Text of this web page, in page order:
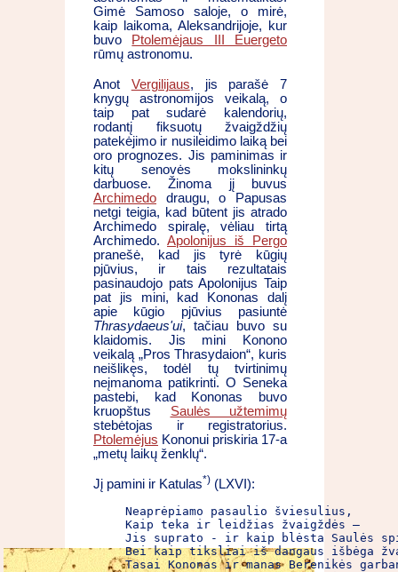
Gimė Samoso saloje, o mirė,
kaip laikoma, Aleksandrijoje, kur
buvo
Ptolemėjaus III Euergeto
rūmų astronomu.
Anot Vergilijaus, jis parašė 7
knygų astronomijos veikalą, o
taip pat sudarė kalendorių,
rodantį fiksuotų žvaigždžių
patekėjimo ir nusileidimo laiką bei
oro prognozes. Jis paminimas ir
kitų senovės mokslininkų
darbuose. Žinoma jį buvus
Archimedo draugu, o Papusas
netgi teigia, kad būtent jis atrado
Archimedo spiralę, vėliau tirtą
Archimedo. Apolonijus iš Pergo
pranešė, kad jis tyrė kūgių
pjūvius, ir tais rezultatais
pasinaudojo pats Apolonijus Taip
pat jis mini, kad Kononas dalį
apie kūgio pjūvius pasiuntė
Thrasydaeus'ui, tačiau buvo su
klaidomis. Jis mini Konono
veikalą „Pros Thrasydaion“, kuris
neišlikęs, todėl tų tvirtinimų
neįmanoma patikrinti. O Seneka
pastebi, kad Kononas buvo
kruopštus Saulės užtemimų
stebėtojas ir registratorius.
Ptolemėjus Kononui priskiria 17-a
„metų laikų ženklų“.
Jį pamini ir Katulas*) (LXVI):
Neaprėpiamo pasaulio šviesulius,
Kaip teka ir leidžias žvaigždės –
Jis suprato - ir kaip blėsta Saulės
Bei kaip tiksliai iš dangaus išbėga
Tasai Kononas ir manas Berenikės